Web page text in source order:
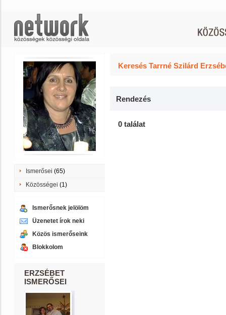
Ismerősei (65)
Közösségei (1)
Ismerősnek jelölöm
Üzenetet írok neki
Közös ismerőseink
Blokkolom
ERZSÉBET
ISMERŐSEI
Keresés Tarrné Szilárd
Rendezés
0 találat